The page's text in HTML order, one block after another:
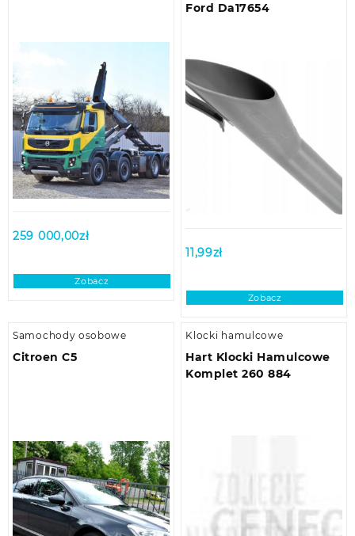
259 000,00zł
Zobacz
Ford Da17654
11,99zł
Zobacz
Samochody osobowe
Citroen C5
Klocki hamulcowe
Hart Klocki Hamulcowe
Komplet 260 884